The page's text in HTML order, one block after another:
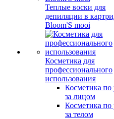
Теплые воски для
депиляции в
Bloom'S mooi
Косметика для
профессионального
использования
Косметика по
за лицом
Косметика по
за телом